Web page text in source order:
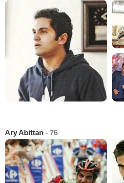
Ary Abittan - 76